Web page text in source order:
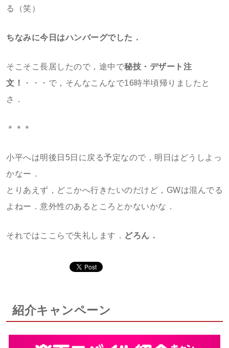
る（笑）
ちなみに今日はハンバーグでした．
そこそこ長居したので，途中で秘技・デザート注
文！
・・・で，そんなこんなで16時半頃帰りましたと
さ．
＊＊＊
小平へは明後日5日に戻る予定なので，明日はどうしよっ
かなー．
とりあえず，どこかへ行きたいのだけど，GWは混んでる
よねー．意外性のあるところとかないかな．
それではここらで失礼します． どろん．
紹介キャンペーン